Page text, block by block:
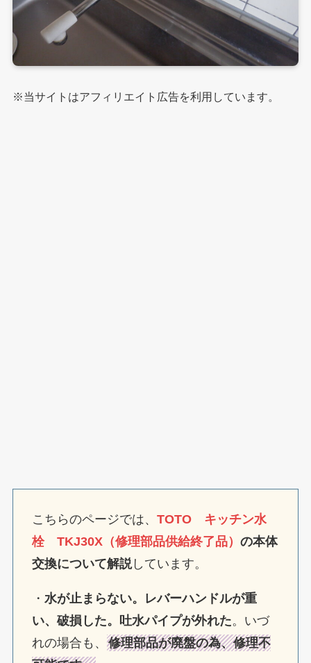
※当サイトはアフィリエイト広告を利用しています。
こちらのページでは、 TOTO キッチン水
栓 TKJ30X（修理部品供給終了品） の本体
交換について解説しています。
・ 水が止まらない。レバーハンドルが重
い、破損した。吐水パイプが外れた。いづ
れの場合も、 修理部品が廃盤の為、修理不